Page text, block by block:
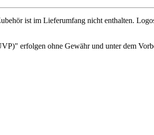
ist im Lieferumfang nicht enthalten.
erfolgen ohne Gewähr und unter dem